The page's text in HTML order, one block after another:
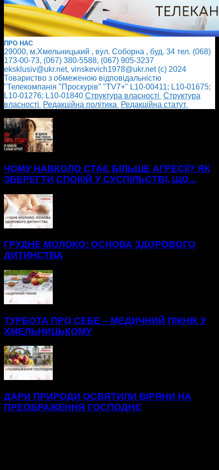
ПРО НАС
29000, м.Хмельницький , вул. Соборна , буд. 34 тел. (068)
173-00-73, (067) 380-5588, (067) 905-3237
eksklusiv@ukr.net, vinskevich1978@ukr.net (с) 2024
Товариство з обмеженою відповідальністю
"Телекомпанія "Проскурів" "TV7+" L10-00411; L10-01675;
L10-01276; L10-01840 Cтруктура власності Cтруктура
власності
Редакційна політика
Редакційна статут
ЧОМУ НАВКОЛО СТАЄ БІЛЬШЕ АГРЕСІЇ? ЯК
ЗБЕРЕГТИ СПОКІЙ У СУСПІЛЬСТВІ, ЩО...
ГРУДНЕ МОЛОКО: ОСНОВА ЗДОРОВОГО
ДИТИНСТВА
ТУРБОТА ПРО СЕБЕ – МЕДИЧНИЙ ПІКНІК У
ХМЕЛЬНИЦЬКОМУ
ДАРИ ПРИРОДИ ОСВЯТИЛИ ВІРЯНИ НА
ПРЕОБРАЖЕННЯ ГОСПОДНЄ